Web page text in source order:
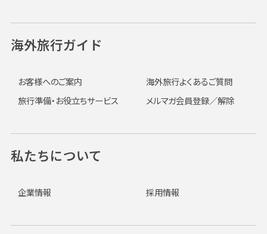
海外旅行ガイド
お客様へのご案内
海外旅行よくあるご質問
旅行準備・お役立ちサービス
メルマガ会員登録／解除
私たちについて
企業情報 採用情報